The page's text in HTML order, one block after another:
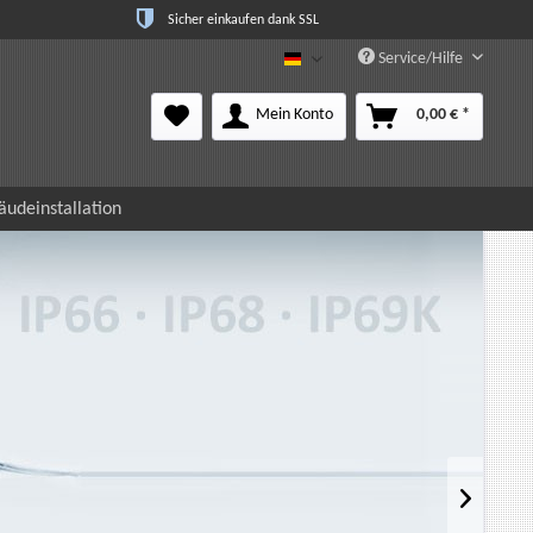
Sicher einkaufen dank SSL
Deutsch Service/Hilfe
Mein Konto 0,00 € *